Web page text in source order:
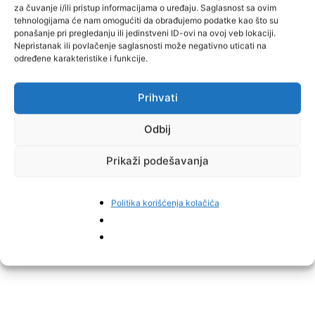
za čuvanje i/ili pristup informacijama o uređaju. Saglasnost sa ovim
tehnologijama će nam omogućiti da obrađujemo podatke kao što su
ponašanje pri pregledanju ili jedinstveni ID-ovi na ovoj veb lokaciji.
Nepristanak ili povlačenje saglasnosti može negativno uticati na
određene karakteristike i funkcije.
Prihvati
Odbij
Prikaži podešavanja
Politika korišćenja kolačića
Zenici, uz Babinu rijeku, a porodica poziva ozbiljne kupce da se
jave direktno ili dođu na farmu kako bi se dogovorili oko cijene.
Iako je odluka teška i emotivno opterećujuća, Čoloman kaže da u
svemu pokušava ostati smiren i realan.
“Teško je, ovo nije samo posao nego i život. Nekad si na nuli,
zaključuje Nermin Čoloman, ostavljajući otvoreno pitanje
budućnosti jedne porodične farme koja je decenijama bila dio
lokalne proizvodnje mlijeka, piše
Radio Sarajevo.